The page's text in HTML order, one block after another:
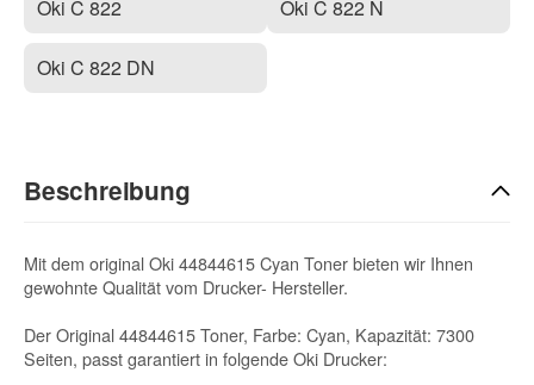
Oki C 822
Oki C 822 DN
Oki C 822 N
Beschreibung
Mit dem original Oki 44844615 Cyan Toner bieten wir Ihnen
gewohnte Qualität vom Drucker- Hersteller.
Der Original 44844615 Toner, Farbe: Cyan, Kapazität: 7300
Seiten, passt garantiert in folgende Oki Drucker: